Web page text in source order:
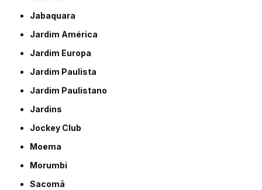
Jabaquara
Jardim América
Jardim Europa
Jardim Paulista
Jardim Paulistano
Jardins
Jockey Club
Moema
Morumbi
Sacomã